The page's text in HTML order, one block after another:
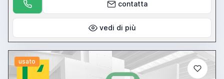
contatta
vedi di più
usato